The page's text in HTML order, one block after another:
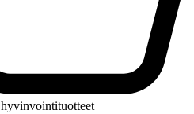
hyvinvointituotteet